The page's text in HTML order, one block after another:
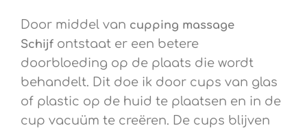
Door middel van cupping massage
Schijf ontstaat er een betere
doorbloeding op de plaats die wordt
behandelt. Dit doe ik door cups van glas
of plastic op de huid te plaatsen en in de
cup vacuüm te creëren. De cups blijven